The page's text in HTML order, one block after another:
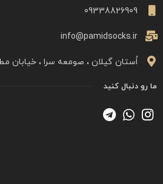
09338826909
info@pamidsocks.ir
اُستان گیلان ، صومعه سرا ، خیابان
ما رو دنبال کنید